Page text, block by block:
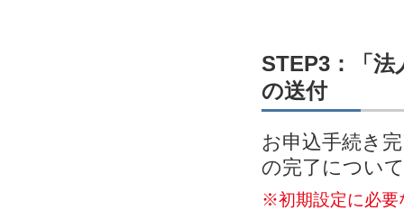
STEP3：「
の送付
お申込手続き
の完了につい
※初期設定に必要